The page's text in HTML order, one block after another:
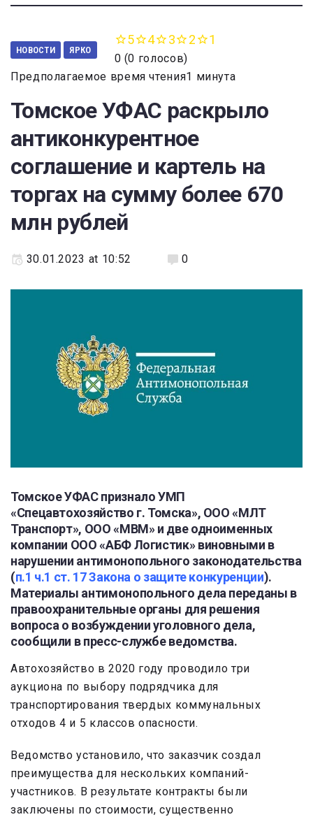
НОВОСТИ ЯРКО
5 4 3 2 1
0 (0 голосов)
Предполагаемое время чтения1 минута
Томское УФАС раскрыло
антиконкурентное
соглашение и картель на
торгах на сумму более 670
млн рублей
30.01.2023 at 10:52 0
Томское УФАС признало УМП
«Спецавтохозяйство г. Томска», ООО «МЛТ
Транспорт», ООО «МВМ» и две одноименных
компании ООО «АБФ Логистик» виновными в
нарушении антимонопольного законодательства
(п.1 ч.1 ст. 17 Закона о защите конкуренции).
Материалы антимонопольного дела переданы в
правоохранительные органы для решения
вопроса о возбуждении уголовного дела,
сообщили в пресс-службе ведомства.
Автохозяйство в 2020 году проводило три
аукциона по выбору подрядчика для
транспортирования твердых коммунальных
отходов 4 и 5 классов опасности.
Ведомство установило, что заказчик создал
преимущества для нескольких компаний-
участников. В результате контракты были
заключены по стоимости, существенно